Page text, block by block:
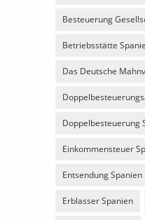
Besteuerung
Betriebsstätte
Das Deutsche
Doppelbesteuerung
Einkommensteuer
Entsendung Spanien
Erblasser Spanien